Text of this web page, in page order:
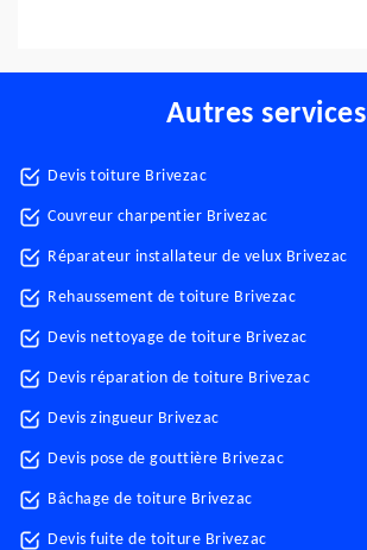
Autres services
Devis toiture Brivezac
Couvreur charpentier Brivezac
Réparateur installateur de velux Brivezac
Rehaussement de toiture Brivezac
Devis nettoyage de toiture Brivezac
Devis réparation de toiture Brivezac
Devis zingueur Brivezac
Devis pose de gouttière Brivezac
Bâchage de toiture Brivezac
Devis fuite de toiture Brivezac